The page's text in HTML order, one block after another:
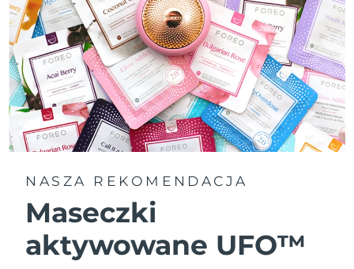
NASZA REKOMENDACJA
Maseczki
aktywowane UFO™